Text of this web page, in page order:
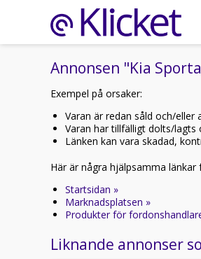
Annonsen "Kia
Exempel på orsaker:
Varan är redan såld och/
Varan har tillfälligt dolts/lagts
Länken kan vara skadad,
Här är några hjälpsamma länkar
Startsidan »
Marknadsplatsen »
Produkter för
Liknande annonser